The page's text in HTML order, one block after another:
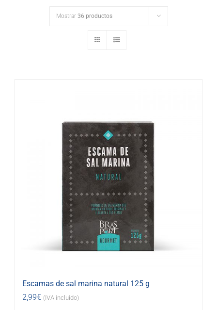
Mostrar 36 productos
Escamas de sal marina natural 125 g
2,99€ (IVA incluido)